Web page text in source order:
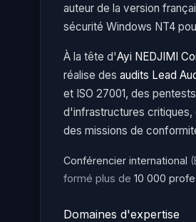
auteur de la version
sécurité Windows NT4
À la tête d'Ayi NEDJIMI
réalise des audits Lead
et ISO 27001, des pentests
d'infrastructures
des missions de
Conférencier international
formé plus de 10 000
Domaines d'expertise